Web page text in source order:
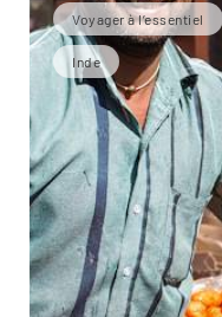
Voyager à l’essentiel
Inde